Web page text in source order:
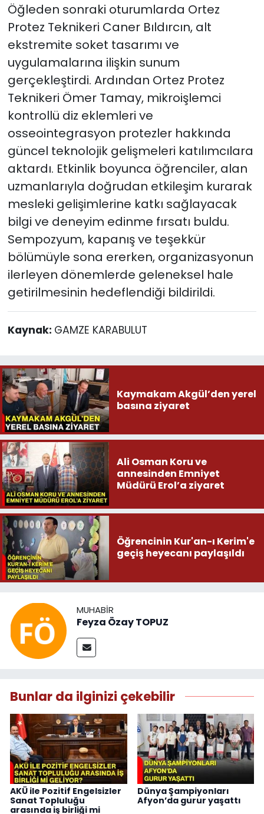
Öğleden sonraki oturumlarda Ortez
Protez Teknikeri Caner Bıldırcın, alt
ekstremite soket tasarımı ve
uygulamalarına ilişkin sunum
gerçekleştirdi. Ardından Ortez Protez
Teknikeri Ömer Tamay, mikroişlemci
kontrollü diz eklemleri ve
osseointegrasyon protezler hakkında
güncel teknolojik gelişmeleri katılımcılara
aktardı. Etkinlik boyunca öğrenciler, alan
uzmanlarıyla doğrudan etkileşim kurarak
mesleki gelişimlerine katkı sağlayacak
bilgi ve deneyim edinme fırsatı buldu.
Sempozyum, kapanış ve teşekkür
bölümüyle sona ererken, organizasyonun
ilerleyen dönemlerde geleneksel hale
getirilmesinin hedeflendiği bildirildi.
Kaynak: GAMZE KARABULUT
Kaymakam Akgül’den yerel
basına ziyaret
Ali Osman Koru ve
annesinden Emniyet
Müdürü Erol’a ziyaret
Öğrencinin Kur'an-ı Kerim'e
geçiş heyecanı paylaşıldı
MUHABIR
Feyza Özay TOPUZ
Bunlar da ilginizi çekebilir
AKÜ ile Pozitif Engelsizler
Sanat Topluluğu
arasında iş birliği mi
Dünya Şampiyonları
Afyon’da gurur yaşattı